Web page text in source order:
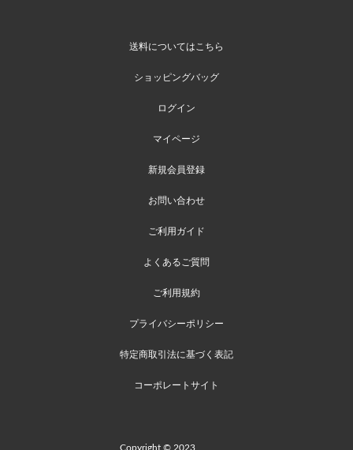
送料についてはこちら
ショッピングバッグ
ログイン
マイページ
新規会員登録
お問い合わせ
ご利用ガイド
よくあるご質問
ご利用規約
プライバシーポリシー
特定商取引法に基づく表記
コーポレートサイト
Copyright © 2023